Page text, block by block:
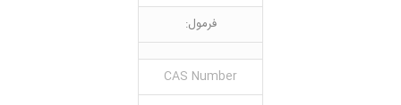
فرمول:
CAS Number